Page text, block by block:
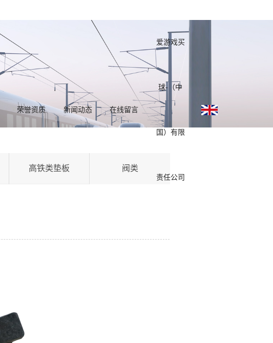
荣誉资质 新闻动态 在线留言
爱游戏买
球-（中
国）有限
责任公司
高铁类垫板 阀类